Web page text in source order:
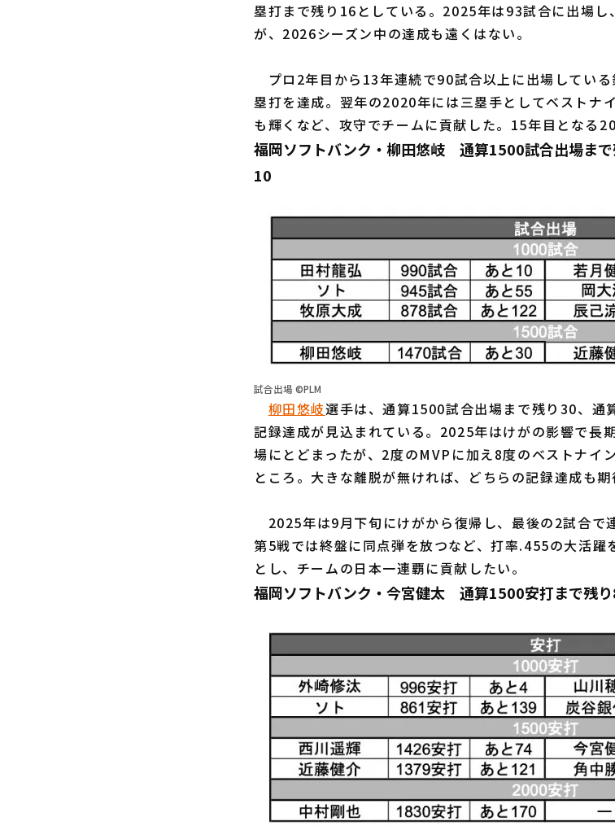
塁打まで残り16としている。2025年は93試合に出場し
が、2026シーズン中の達成も遠くはない。
プロ2年目から13年連続で90試合以上に出場してい
塁打を達成。翌年の2020年には三塁手としてベストナ
も輝くなど、攻守でチームに貢献した。15年目となる
福岡ソフトバンク・柳田悠岐 通算1500試合出場ま
10
試合出場 ©PLM
柳田悠岐選手は、通算1500試合出場まで残り30、通
記録達成が見込まれている。2025年はけがの影響で長
場にとどまったが、2度のMVPに加え8度のベストナイ
ところ。大きな離脱が無ければ、どちらの記録達成も期
2025年は9月下旬にけがから復帰し、最後の2試合で
第5戦では終盤に同点弾を放つなど、打率.455の大活躍
とし、チームの日本一連覇に貢献したい。
福岡ソフトバンク・今宮健太 通算1500安打まで残